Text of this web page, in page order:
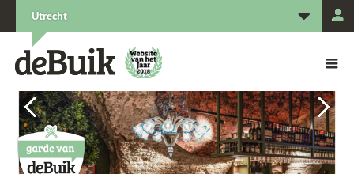
Vorige
Vorige
Vorige
Vorige
Vorige
Utrecht
De Buik van {city: city}
De Buik